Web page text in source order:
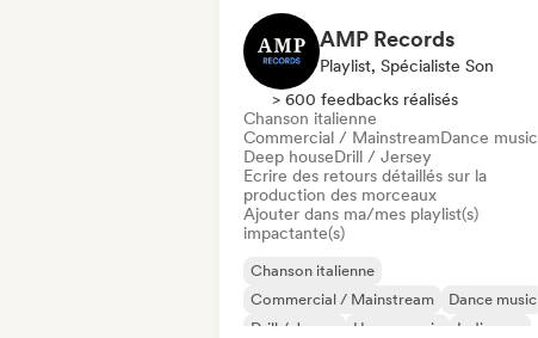
AMP Records
Playlist, Spécialiste Son
> 600 feedbacks réalisés
Chanson italienne
Commercial / MainstreamDance music
Deep houseDrill / Jersey
Ecrire des retours détaillés sur la
production des morceaux
Ajouter dans ma/mes playlist(s)
impactante(s)
Chanson italienne
Commercial / Mainstream
Dance music
Drill / Jersey
House music
Indie pop